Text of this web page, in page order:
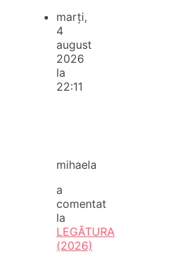
marți,
4
august
2026
la
22:11
mihaela
a
comentat
la
LEGĂTURA
(2026)